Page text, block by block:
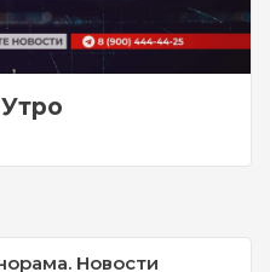
Новости